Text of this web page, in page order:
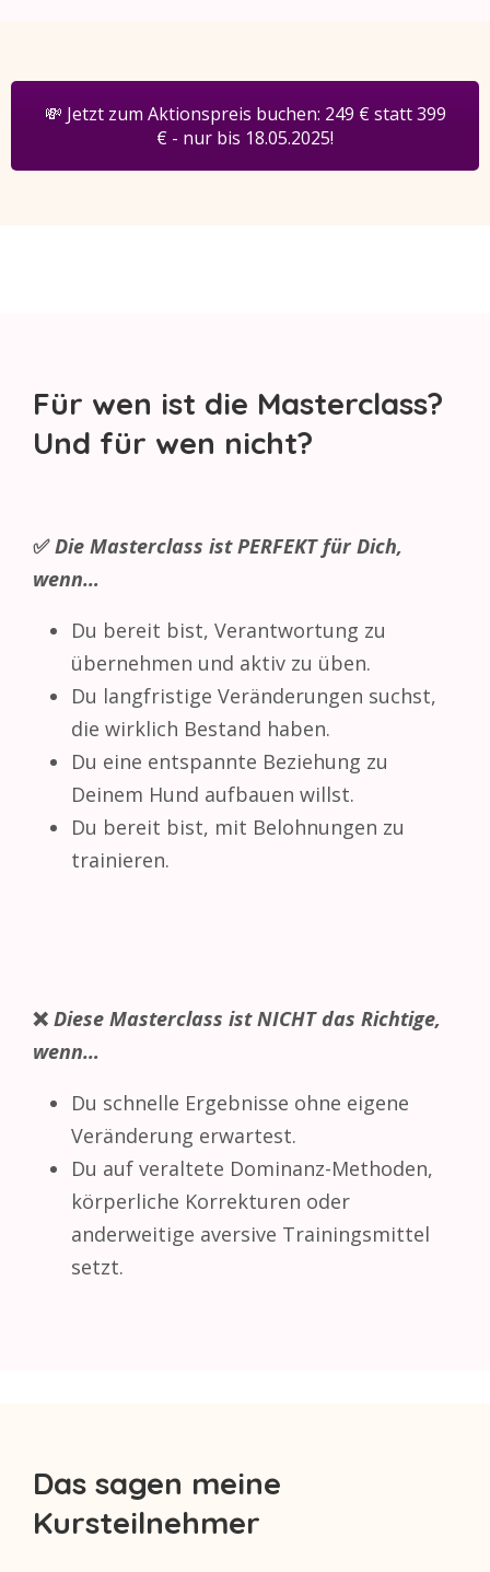
💸 Jetzt zum Aktionspreis buchen: 249 € statt 399
€ - nur bis 18.05.2025!
Für wen ist die Masterclass?
Und für wen nicht?
✅Die Masterclass ist PERFEKT für Dich,
wenn…
Du bereit bist, Verantwortung zu
übernehmen und aktiv zu üben.
Du langfristige Veränderungen suchst,
die wirklich Bestand haben.
Du eine entspannte Beziehung zu
Deinem Hund aufbauen willst.
Du bereit bist, mit Belohnungen zu
trainieren.
❌ Diese Masterclass ist NICHT das Richtige,
wenn…
Du schnelle Ergebnisse ohne eigene
Veränderung erwartest.
Du auf veraltete Dominanz-Methoden,
körperliche Korrekturen oder
anderweitige aversive Trainingsmittel
setzt.
Das sagen meine
Kursteilnehmer